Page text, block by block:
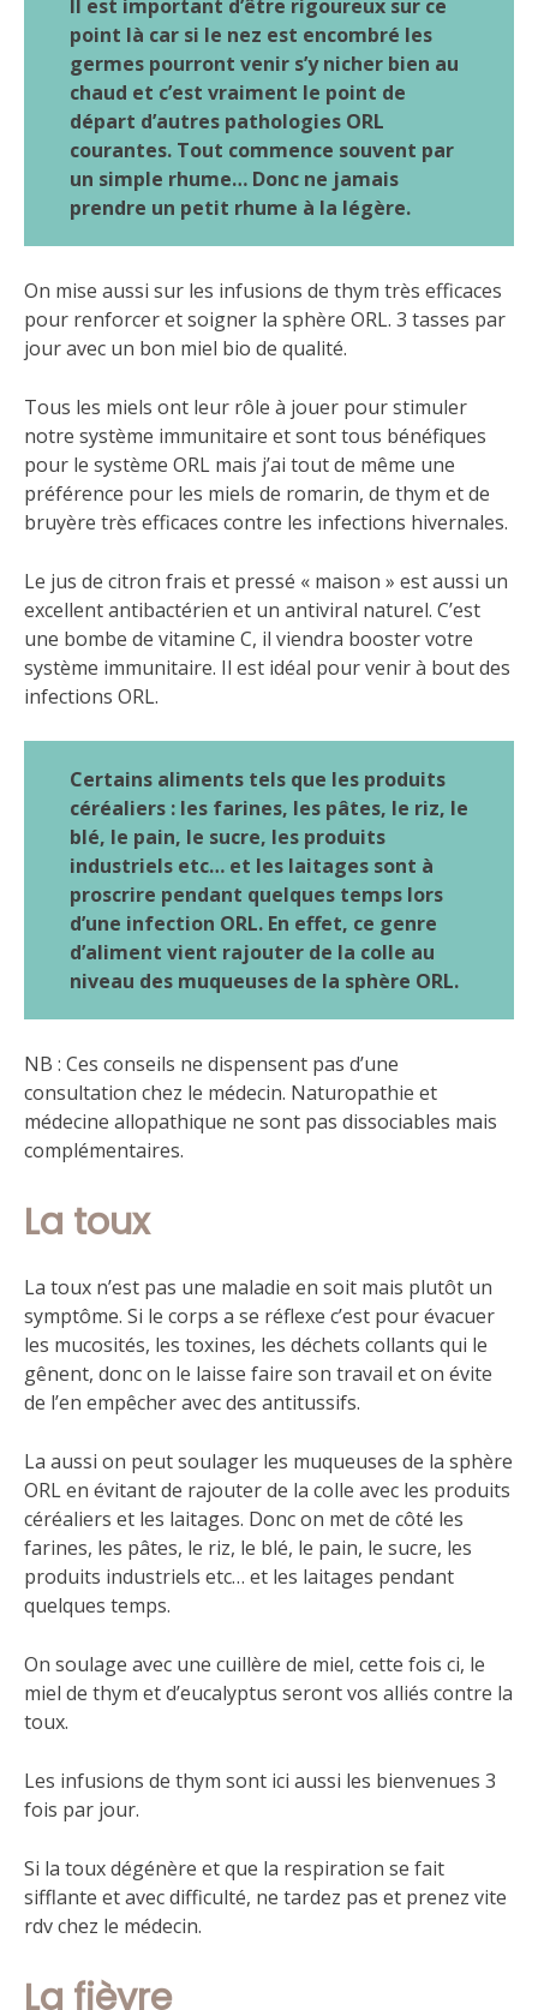
Il est important d’être rigoureux sur ce
point là car si le nez est encombré les
germes pourront venir s’y nicher bien au
chaud et c’est vraiment le point de
départ d’autres pathologies ORL
courantes. Tout commence souvent par
un simple rhume… Donc ne jamais
prendre un petit rhume à la légère.
On mise aussi sur les infusions de thym très efficaces
pour renforcer et soigner la sphère ORL. 3 tasses par
jour avec un bon miel bio de qualité.
Tous les miels ont leur rôle à jouer pour stimuler
notre système immunitaire et sont tous bénéfiques
pour le système ORL mais j’ai tout de même une
préférence pour les miels de romarin, de thym et de
bruyère très efficaces contre les infections hivernales.
Le jus de citron frais et pressé « maison » est aussi un
excellent antibactérien et un antiviral naturel. C’est
une bombe de vitamine C, il viendra booster votre
système immunitaire. Il est idéal pour venir à bout des
infections ORL.
Certains aliments tels que les produits
céréaliers : les farines, les pâtes, le riz, le
blé, le pain, le sucre, les produits
industriels etc… et les laitages sont à
proscrire pendant quelques temps lors
d’une infection ORL. En effet, ce genre
d’aliment vient rajouter de la colle au
niveau des muqueuses de la sphère ORL.
NB : Ces conseils ne dispensent pas d’une
consultation chez le médecin. Naturopathie et
médecine allopathique ne sont pas dissociables mais
complémentaires.
La toux
La toux n’est pas une maladie en soit mais plutôt un
symptôme. Si le corps a se réflexe c’est pour évacuer
les mucosités, les toxines, les déchets collants qui le
gênent, donc on le laisse faire son travail et on évite
de l’en empêcher avec des antitussifs.
La aussi on peut soulager les muqueuses de la sphère
ORL en évitant de rajouter de la colle avec les produits
céréaliers et les laitages. Donc on met de côté les
farines, les pâtes, le riz, le blé, le pain, le sucre, les
produits industriels etc… et les laitages pendant
quelques temps.
On soulage avec une cuillère de miel, cette fois ci, le
miel de thym et d’eucalyptus seront vos alliés contre la
toux.
Les infusions de thym sont ici aussi les bienvenues 3
fois par jour.
Si la toux dégénère et que la respiration se fait
sifflante et avec difficulté, ne tardez pas et prenez vite
rdv chez le médecin.
La fièvre